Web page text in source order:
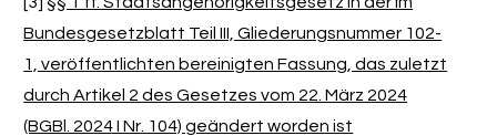
Bundesgesetzblatt Teil III, Gliederungsnummer 102-
1, veröffentlichten bereinigten Fassung, das zuletzt
durch Artikel 2 des Gesetzes vom 22. März 2024
(BGBl. 2024 I Nr. 104) geändert worden ist